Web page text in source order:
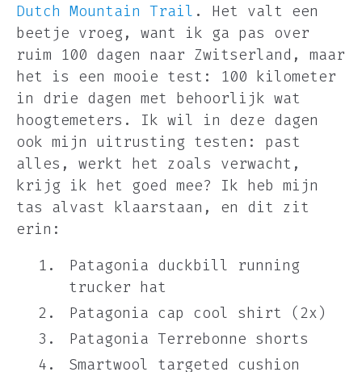
Dutch Mountain Trail . Het valt een
beetje vroeg, want ik ga pas over
ruim 100 dagen naar Zwitserland, maar
het is een mooie test: 100 kilometer
in drie dagen met behoorlijk wat
hoogtemeters. Ik wil in deze dagen
ook mijn uitrusting testen: past
alles, werkt het zoals verwacht,
krijg ik het goed mee? Ik heb mijn
tas alvast klaarstaan, en dit zit
erin:
Patagonia duckbill running
trucker hat
Patagonia cap cool shirt (2x)
Patagonia Terrebonne shorts
Smartwool targeted cushion